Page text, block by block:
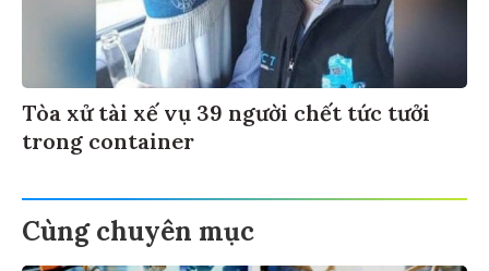
Tòa xử tài xế vụ 39 người chết tức tưởi
trong container
Cùng chuyên mục